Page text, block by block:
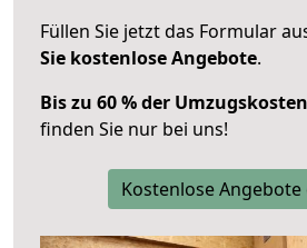
Füllen Sie jetzt das Formular
Sie kostenlose Angebote.
Bis zu 60 % der
finden Sie nur bei uns!
Kostenlose